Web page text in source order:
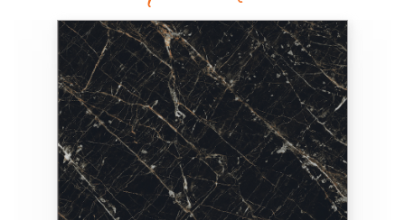
ROCNATION BLACK
GV-8BPROCN00VL
FACE 01
60x60
VARIASI -
KETAHANAN SLIP -
PEI MIN. CLASS 3
PERMUKAAN
GLOSSY
GLAZED
POLISHED